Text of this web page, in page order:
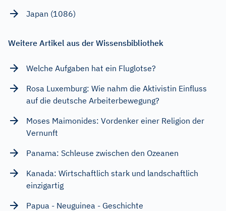
Japan (1086)
Weitere Artikel aus der Wissensbibliothek
Welche Aufgaben hat ein Fluglotse?
Rosa Luxemburg: Wie nahm die Aktivistin Einfluss
auf die deutsche Arbeiterbewegung?
Moses Maimonides: Vordenker einer Religion der
Vernunft
Panama: Schleuse zwischen den Ozeanen
Kanada: Wirtschaftlich stark und landschaftlich
einzigartig
Papua - Neuguinea - Geschichte